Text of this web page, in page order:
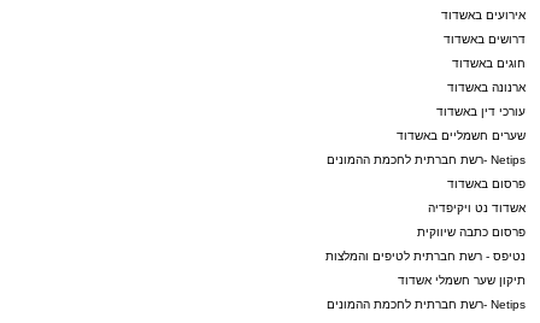
אירועים באשדוד
דרושים באשדוד
חוגים באשדוד
ארנונה באשדוד
עורכי דין באשדוד
שערים חשמליים באשדוד
Netips -רשת חברתית לחכמת ההמונים
פרסום באשדוד
אשדוד נט ויקיפדיה
פרסום כתבה שיווקית
נטיפס - רשת חברתית לטיפים והמלצות
תיקון שער חשמלי אשדוד
Netips -רשת חברתית לחכמת ההמונים